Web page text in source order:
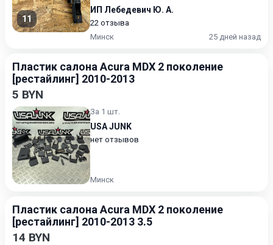
11
ИП Лебедевич Ю. А.
22 отзыва
Минск
25 дней назад
Пластик салона Acura MDX 2 поколение
[рестайлинг] 2010-2013
5 BYN
За 1 шт.
USA JUNK
нет отзывов
Минск
Пластик салона Acura MDX 2 поколение
[рестайлинг] 2010-2013 3.5
14 BYN